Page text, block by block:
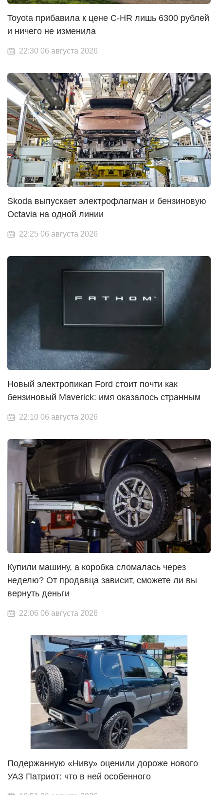
Toyota прибавила к цене C-HR лишь 6300 рублей
и ничего не изменила
22:30 06 августа 2026
Skoda выпускает электрофлагман и бензиновую
Octavia на одной линии
22:25 06 августа 2026
Новый электропикап Ford стоит почти как
бензиновый Maverick: имя оказалось странным
22:10 06 августа 2026
Купили машину, а коробка сломалась через
неделю? От продавца зависит, сможете ли вы
вернуть деньги
22:06 06 августа 2026
Подержанную «Ниву» оценили дороже нового
УАЗ Патриот: что в ней особенного